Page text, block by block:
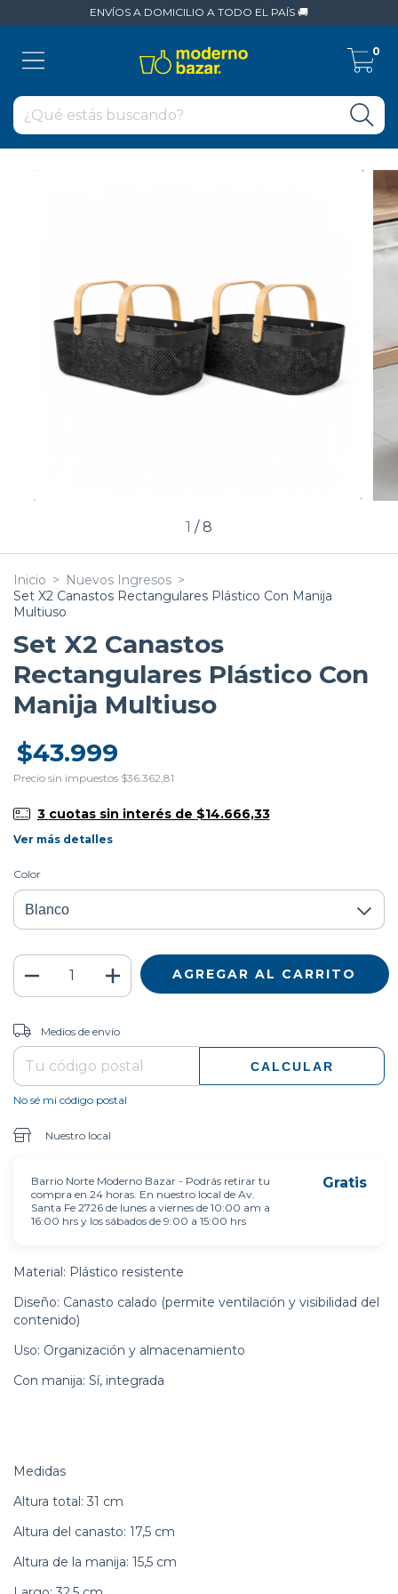
ENVÍOS A DOMICILIO A TODO EL PAÍS 🚚
0
1 /8
Inicio > Nuevos Ingresos >
Set X2 Canastos Rectangulares Plástico Con Manija
Multiuso
Set X2 Canastos
Rectangulares Plástico Con
Manija Multiuso
$43.999
Precio sin impuestos $36.362,81
3 cuotas sin interés de $14.666,33
Ver más detalles
Color
Entregas para el CP:
Medios de envío
CALCULAR
No sé mi código postal
Nuestro local
Barrio Norte Moderno Bazar - Podrás retirar tu
compra en 24 horas. En nuestro local de Av.
Santa Fe 2726 de lunes a viernes de 10:00 am a
16:00 hrs y los sábados de 9:00 a 15:00 hrs
Gratis
Material: Plástico resistente
Diseño: Canasto calado (permite ventilación y visibilidad del
contenido)
Uso: Organización y almacenamiento
Con manija: Sí, integrada
Medidas
Altura total: 31 cm
Altura del canasto: 17,5 cm
Altura de la manija: 15,5 cm